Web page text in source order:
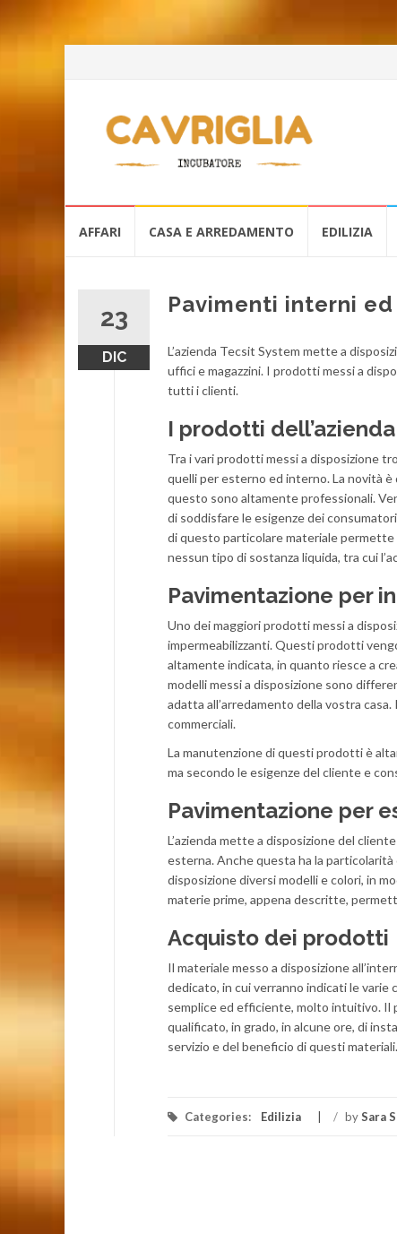
AFFARI CASA E ARREDAMENTO EDILIZIA
23
DIC
Pavimenti interni
L’azienda Tecsit System mette a
uffici e magazzini. I prodotti messi a
tutti i clienti.
I prodotti dell’azienda
Tra i vari prodotti messi a disposizione
quelli per esterno ed interno. La novità
questo sono altamente professionali.
di soddisfare le esigenze dei
di questo particolare materiale permette
nessun tipo di sostanza liquida, tra cui
Pavimentazione per
Uno dei maggiori prodotti messi a
impermeabilizzanti. Questi prodotti
altamente indicata, in quanto riesce a
modelli messi a disposizione sono
adatta all’arredamento della vostra
commerciali.
La manutenzione di questi prodotti è
ma secondo le esigenze del cliente e
Pavimentazione per
L’azienda mette a disposizione del
esterna. Anche questa ha la particolarità
disposizione diversi modelli e colori, in
materie prime, appena descritte,
Acquisto dei prodotti
Il materiale messo a disposizione
dedicato, in cui verranno indicati le
semplice ed efficiente, molto intuitivo. Il
qualificato, in grado, in alcune ore, di
servizio e del beneficio di questi materiali.
Categories: Edilizia / bySara